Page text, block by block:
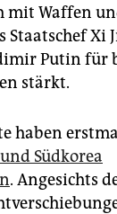
mit Waffen
Staatschef Xi
Putin für
stärkt.
haben
Südkorea
. Angesichts